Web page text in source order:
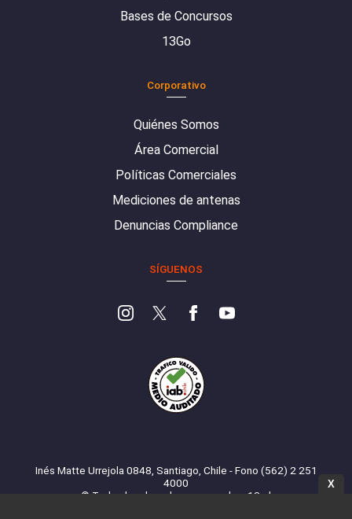
Bases de Concursos
13Go
Corporativo
Quiénes Somos
Área Comercial
Políticas Comerciales
Mediciones de antenas
Denuncias Compliance
SÍGUENOS
Inés Matte Urrejola 0848, Santiago, Chile - Fono (562) 2 251
4000
© Todos los derechos reservados. 13.cl
X